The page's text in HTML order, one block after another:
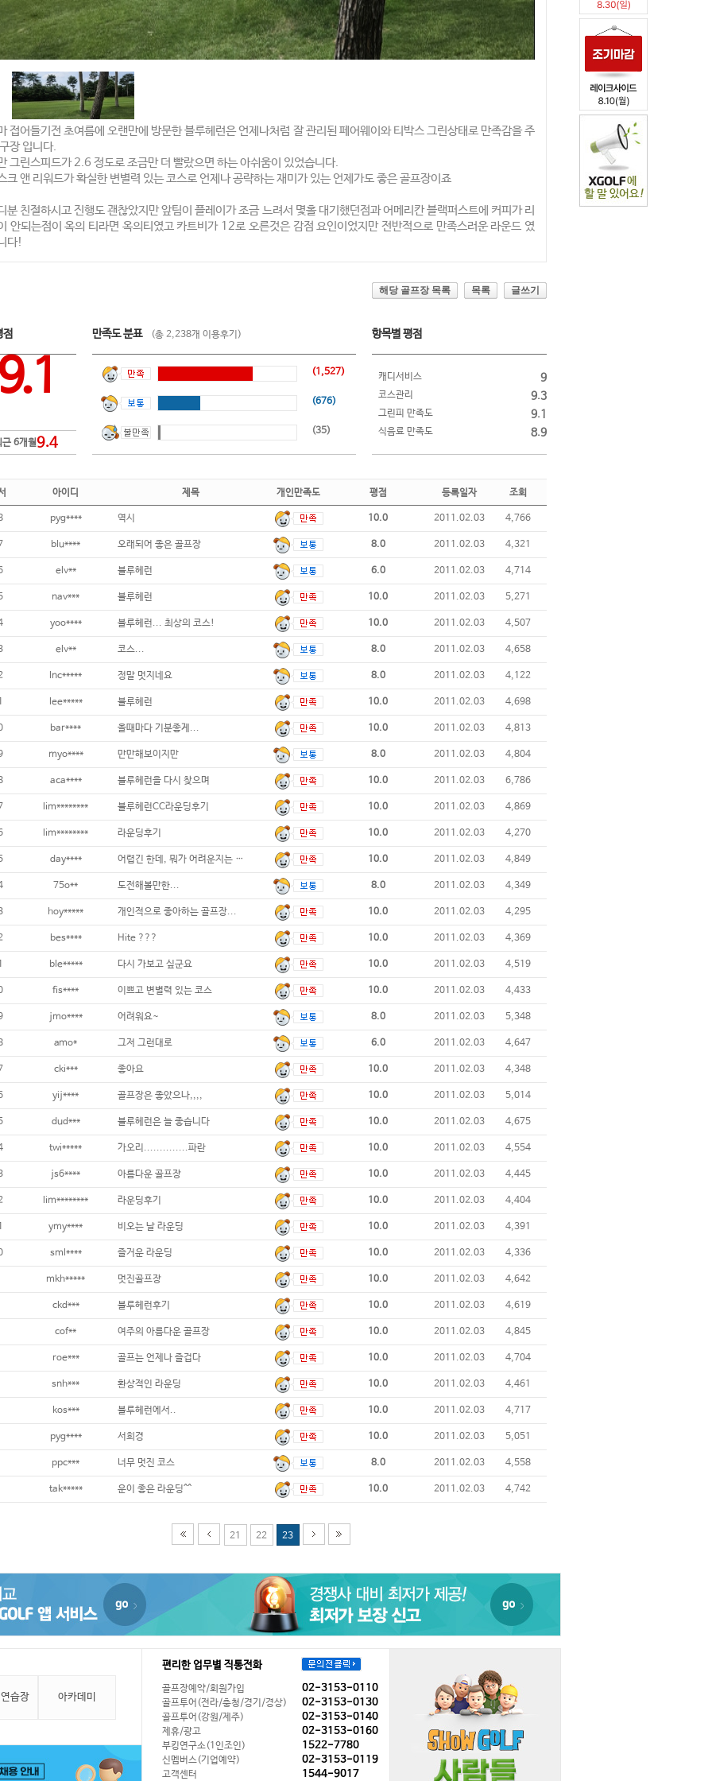
접어들기전 초여름에 오랜만에 방문한 블루헤런은 언제나처럼 잘 관리된 페어웨이와 티박스 그린상태로 만족감을 주
장 입니다.
그린스피드가 2.6 정도로 조금만 더 빨랐으면 하는 아쉬움이 있었습니다.
크 앤 리워드가 확실한 변별력 있는 코스로 언제나 공략하는 재미가 있는 언제가도 좋은 골프장이죠
분 친절하시고 진행도 괜찮았지만 앞팀이 플레이가 조금 느려서 몇홀 대기했던점과 어메리칸 블랙퍼스트에 커피가 리
안되는점이 옥의 티라면 옥의티였고 카트비가 12로 오른것은 감점 요인이었지만 전반적으로 만족스러운 라운드 였
다!
해당 골프장 목록 목록 글쓰기
점
9.1
근 6개월9.4
만족도 분표 (총 2,238개 이용후기)
(1,527)
(676)
(35)
항목별 평점
캐디서비스 9
코스관리 9.3
그린피 만족도 9.1
식음료 만족도 8.9
아이디 제목 개인만족도 평점 등록일자 조회
pyg**** 역시 10.0 2011.02.03 4,766
blu**** 오래되어 좋은 골프장 8.0 2011.02.03 4,321
elv** 블루헤런 6.0 2011.02.03 4,714
nav*** 블루헤런 10.0 2011.02.03 5,271
yoo**** 블루헤런... 최상의 코스! 10.0 2011.02.03 4,507
elv** 코스... 8.0 2011.02.03 4,658
lnc***** 정말 멋지네요 8.0 2011.02.03 4,122
lee***** 블루헤런 10.0 2011.02.03 4,698
bar**** 올때마다 기분좋게... 10.0 2011.02.03 4,813
myo**** 만만해보이지만 8.0 2011.02.03 4,804
aca**** 블루헤런을 다시 찾으며 10.0 2011.02.03 6,786
lim******** 블루헤런CC라운딩후기 10.0 2011.02.03 4,869
lim******** 라운딩후기 10.0 2011.02.03 4,270
day**** 어렵긴 한데, 뭐가 어려운지는 잘... 10.0 2011.02.03 4,849
75o** 도전해볼만한... 8.0 2011.02.03 4,349
hoy***** 개인적으로 좋아하는 골프장... 10.0 2011.02.03 4,295
bes**** Hite ??? 10.0 2011.02.03 4,369
ble***** 다시 가보고 싶군요 10.0 2011.02.03 4,519
fis**** 이쁘고 변별력 있는 코스 10.0 2011.02.03 4,433
jmo**** 어려워요~ 8.0 2011.02.03 5,348
amo* 그저 그런대로 6.0 2011.02.03 4,647
cki*** 좋아요 10.0 2011.02.03 4,348
yij**** 골프장은 좋았으나,,,, 10.0 2011.02.03 5,014
dud*** 블루헤런은 늘 좋습니다 10.0 2011.02.03 4,675
twi***** 가오리..............파란 10.0 2011.02.03 4,554
js6**** 아름다운 골프장 10.0 2011.02.03 4,445
lim******** 라운딩후기 10.0 2011.02.03 4,404
ymy**** 비오는 날 라운딩 10.0 2011.02.03 4,391
sml**** 즐거운 라운딩 10.0 2011.02.03 4,336
mkh***** 멋진골프장 10.0 2011.02.03 4,642
ckd*** 블루헤런후기 10.0 2011.02.03 4,619
cof** 여주의 아름다운 골프장 10.0 2011.02.03 4,845
roe*** 골프는 언제나 즐겁다 10.0 2011.02.03 4,704
snh*** 환상적인 라운딩 10.0 2011.02.03 4,461
kos*** 블루헤런에서.. 10.0 2011.02.03 4,717
pyg**** 서희경 10.0 2011.02.03 5,051
ppc*** 너무 멋진 코스 8.0 2011.02.03 4,558
tak***** 운이 좋은 라운딩^^ 10.0 2011.02.03 4,742
21 22 23
습장 아카데미
편리한 업무별 직통전화
골프장예약/회원가입 02-3153-0110
골프투어(전라/충청/경기/경상) 02-3153-0130
골프투어(강원/제주) 02-3153-0140
제휴/광고 02-3153-0160
부킹연구소(1인조인) 1522-7780
신멤버스(기업예약) 02-3153-0119
고객센터 1544-9017